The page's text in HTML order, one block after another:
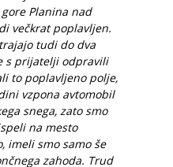
Planina nad
večkrat poplavljen.
tudi do dva
s prijatelji odpravili
to poplavljeno polje,
vzpona avtomobil
snega, zato smo
na mesto
imeli smo samo še
zahoda. Trud